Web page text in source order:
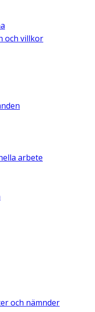
och villkor
arbete
och nämnder